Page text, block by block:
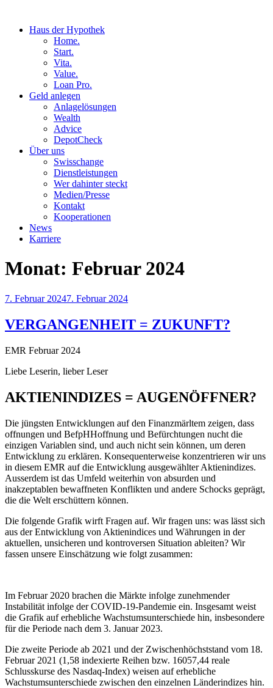
Haus der Hypothek
Home.
Start.
Vita.
Value.
Loan Pro.
Geld anlegen
Anlagelösungen
Wealth
Advice
DepotCheck
Über uns
Swisschange
Dienstleistungen
Wer dahinter steckt
Medien/Presse
Kontakt
Kooperationen
News
Karriere
Monat: Februar 2024
Veröffentlicht
7. Februar 20247. Februar 2024
VERGANGENHEIT = ZUKUNFT?
EMR Februar 2024
Liebe Leserin, lieber Leser
AKTIENINDIZES = AUGENÖFFNER?
Die jüngsten Entwicklungen auf den Finanzmärltem zeigen, dass
offnungen und BefpHHoffnung und Befürchtungen nucht die
einzigen Variablen sind, und auch nicht sein können, um deren
Entwicklung zu erklären. Konsequenterweise konzentrieren wir uns
in diesem EMR auf die Entwicklung ausgewählter Aktienindizes.
Ausserdem ist das Umfeld weiterhin von absurden und
inakzeptablen bewaffneten Konflikten und andere Schocks geprägt,
die die Welt erschüttern können.
Die folgende Grafik wirft Fragen auf. Wir fragen uns: was lässt sich
aus der Entwicklung von Aktienindices und Währungen in der
aktuellen, unsicheren und kontroversen Situation ableiten? Wir
fassen unsere Einschätzung wie folgt zusammen:
Im Februar 2020 brachen die Märkte infolge zunehmender
Instabilität infolge der COVID-19-Pandemie ein. Insgesamt weist
die Grafik auf erhebliche Wachstumsunterschiede hin, insbesondere
für die Periode nach dem 3. Januar 2023.
Die zweite Periode ab 2021 und der Zwischenhöchststand vom 18.
Februar 2021 (1,58 indexierte Reihen bzw. 16057,44 reale
Schlusskurse des Nasdaq-Index) weisen auf erhebliche
Wachstumsunterschiede zwischen den einzelnen Länderindizes hin.